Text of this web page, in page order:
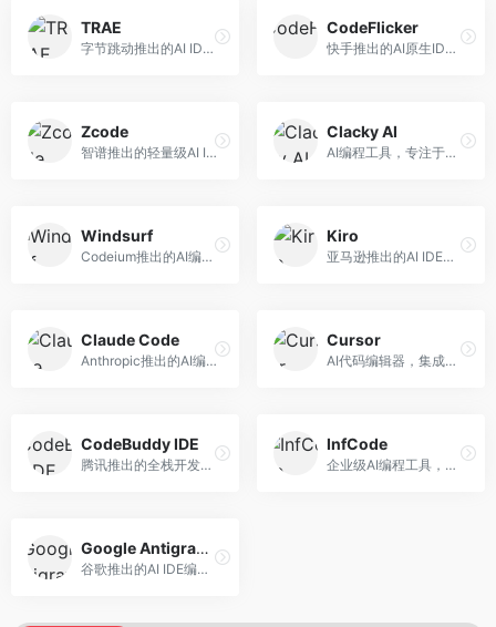
TRAE
字节跳动推出的AI IDE编程工具，深度集成大模型能力。面向开发者，提供智能代码补全、代码解释、重构优化等服务，编程效率显著提升。
CodeFlicker
快手推出的AI原生IDE，专注于短视频相关开发。面向快手生态开发者，提供代码生成、调试辅助等服务，与快手开发生态深度整合。
Zcode
智谱推出的轻量级AI IDE，基于GLM模型。面向开发者，提供智能代码补全、代码生成、错误检测等服务，中文编程支持好。
Clacky AI
AI编程工具，专注于代码智能生成与优化。面向开发者，提供代码生成、代码重构、错误修复等服务，编程效率高。
Windsurf
Codeium推出的AI编程工具，专注于代码智能辅助。面向开发者，提供代码补全、代码生成、代码解释等服务，多语言支持完善。
Kiro
亚马逊推出的AI IDE，深度整合AWS云服务。面向AWS开发者，提供代码生成、云服务集成、部署自动化等服务，与AWS生态无缝衔接。
Claude Code
Anthropic推出的AI编程工具，基于Claude模型。面向开发者，提供代码生成、代码审查、调试辅助等服务，代码质量高，推理能力强。
Cursor
AI代码编辑器，集成GPT-4模型，专注于智能编程辅助。面向开发者，提供代码生成、代码解释、错误修复等服务，编程体验流畅，开发效率高。
CodeBuddy IDE
腾讯推出的全栈开发AI IDE，整合腾讯云服务。面向开发者，提供代码生成、调试辅助、部署服务等功能，与腾讯云生态深度整合。
InfCode
企业级AI编程工具，专注于团队协作开发。面向企业开发团队，提供代码生成、代码审查、团队协作等服务，企业级功能完善。
Google Antigravity
谷歌推出的AI IDE编程智能体，整合Google Cloud服务。面向谷歌生态开发者，提供智能编程辅助、云服务集成等功能。